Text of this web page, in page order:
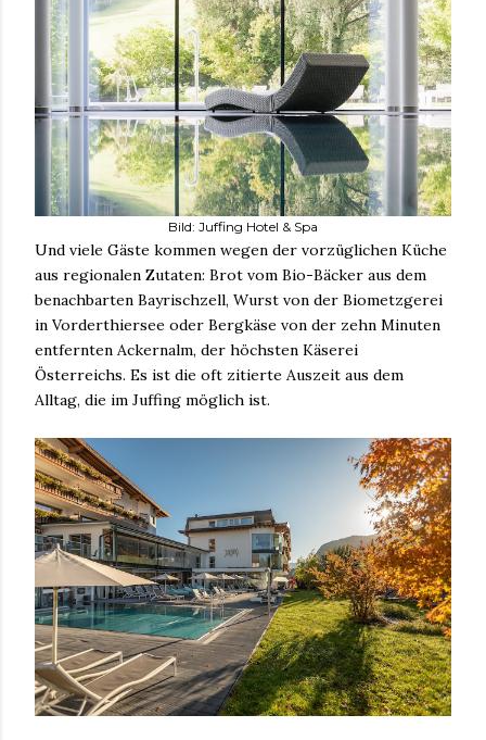
Bild: Juffing Hotel & Spa
Und viele Gäste kommen wegen der vorzüglichen Küche
aus regionalen Zutaten: Brot vom Bio-Bäcker aus dem
benachbarten Bayrischzell, Wurst von der Biometzgerei
in Vorderthiersee oder Bergkäse von der zehn Minuten
entfernten Ackernalm, der höchsten Käserei
Österreichs. Es ist die oft zitierte Auszeit aus dem
Alltag, die im Juffing möglich ist.